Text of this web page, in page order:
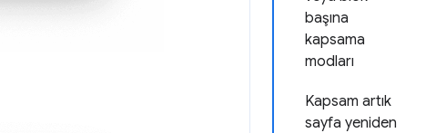
başına
kapsama
modları
Kapsam artık
sayfa yeniden